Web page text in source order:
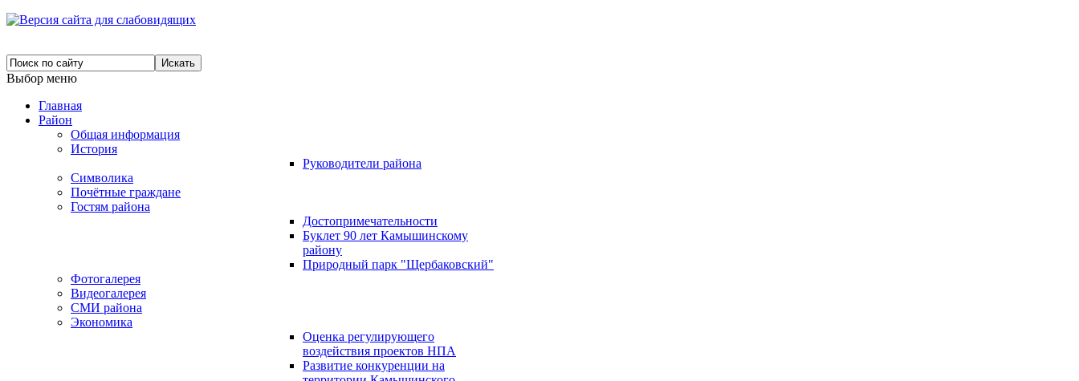
Выбор меню
Главная
Район
Общая информация
История
Руководители района
Символика
Почётные граждане
Гостям района
Достопримечательности
Буклет 90 лет Камышинскому
району
Природный парк "Щербаковский"
Фотогалерея
Видеогалерея
СМИ района
Экономика
Оценка регулирующего
воздействия проектов НПА
Развитие конкуренции на